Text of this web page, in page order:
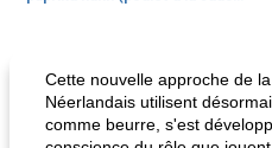
Cette nouvelle approche de
Néerlandais utilisent
comme beurre, s'est